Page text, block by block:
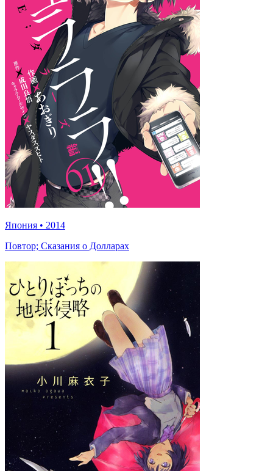
Япония • 2014
Повтор; Сказания о Долларах